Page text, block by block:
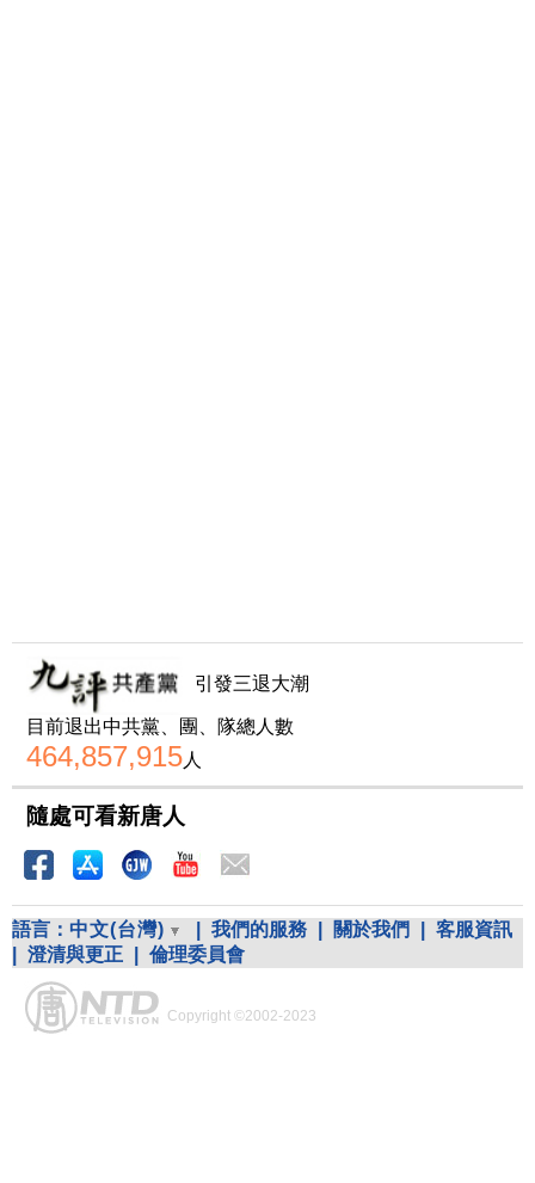
引發三退大潮
目前退出中共黨、團、隊總人數
464,857,915人
隨處可看新唐人
語言： 中文(台灣) 我們的服務 關於我們
客服資訊
澄清與更正 倫理委員會
Copyright ©2002-2023